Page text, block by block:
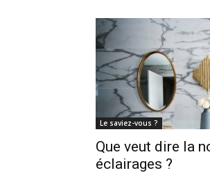
Le saviez-vous ?
Que veut dire la
éclairages ?